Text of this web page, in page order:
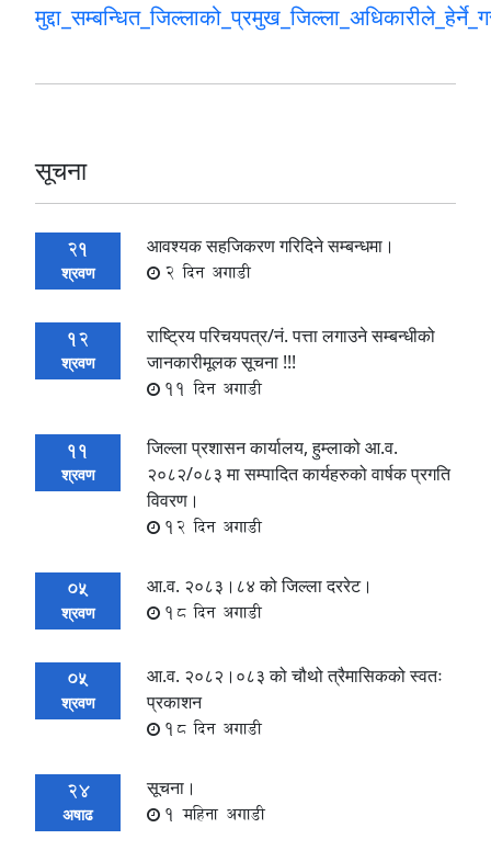
सूचना
21
श्रवण
आवश्यक सहजिकरण गरिदिने सम्बन्धमा।
2 दिन अगाडी
12
श्रवण
राष्ट्रिय परिचयपत्र/नं. पत्ता लगाउने सम्बन्धीको
जानकारीमूलक सूचना !!!
11 दिन अगाडी
11
श्रवण
जिल्ला प्रशासन कार्यालय, हुम्लाको आ.व.
२०८२/०८३ मा सम्पादित कार्यहरुको वार्षक प्रगति
विवरण।
12 दिन अगाडी
05
श्रवण
आ.व. २०८३।८४ को जिल्ला दररेट।
18 दिन अगाडी
05
श्रवण
आ.व. २०८२।०८३ को चौथो त्रैमासिकको स्वतः
प्रकाशन
18 दिन अगाडी
24
अषाढ
सूचना।
1 महिना अगाडी